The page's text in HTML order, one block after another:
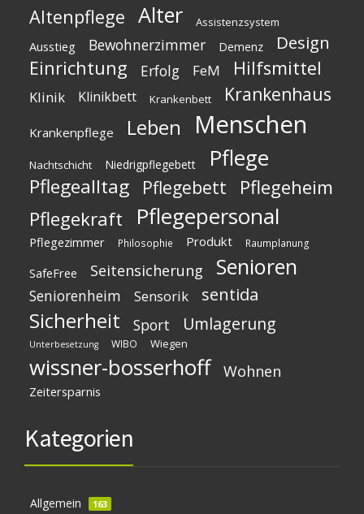
Altenpflege Alter Assistenzsystem
Ausstieg Bewohnerzimmer Demenz Design
Einrichtung Erfolg FeM Hilfsmittel
Klinik Klinikbett Krankenbett Krankenhaus
Krankenpflege Leben Menschen
Nachtschicht Niedrigpflegebett Pflege
Pflegealltag Pflegebett
Pflegeheim
Pflegekraft
Pflegepersonal
Pflegezimmer Philosophie Produkt Raumplanung
SafeFree Seitensicherung Senioren
Seniorenheim Sensorik sentida
Sicherheit Sport Umlagerung
Unterbesetzung WIBO Wiegen
wissner-bosserhoff Wohnen
Zeitersparnis
Kategorien
Allgemein 163